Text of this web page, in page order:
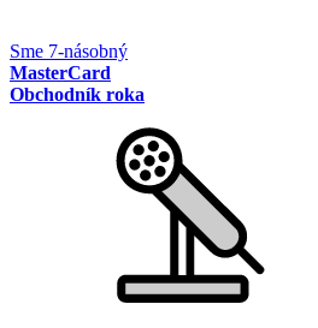
Sme 7-násobný
MasterCard
Obchodník roka